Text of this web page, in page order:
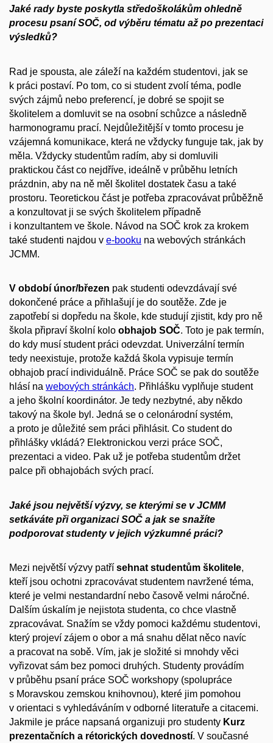
Jaké rady byste poskytla středoškolákům ohledně
procesu psaní SOČ, od výběru tématu až po prezentaci
výsledků?
Rad je spousta, ale záleží na každém studentovi, jak se
k práci postaví. Po tom, co si student zvolí téma, podle
svých zájmů nebo preferencí, je dobré se spojit se
školitelem a domluvit se na osobní schůzce a následně
harmonogramu prací. Nejdůležitější v tomto procesu je
vzájemná komunikace, která ne vždycky funguje tak, jak by
měla. Vždycky studentům radím, aby si domluvili
praktickou část co nejdříve, ideálně v průběhu letních
prázdnin, aby na ně měl školitel dostatek času a také
prostoru. Teoretickou část je potřeba zpracovávat průběžně
a konzultovat ji se svých školitelem případně
i konzultantem ve škole. Návod na SOČ krok za krokem
také studenti najdou v e-booku na webových stránkách
JCMM.
V období únor/březen pak studenti odevzdávají své
dokončené práce a přihlašují je do soutěže. Zde je
zapotřebí si dopředu na škole, kde studují zjistit, kdy pro ně
škola připraví školní kolo obhajob SOČ. Toto je pak termín,
do kdy musí student práci odevzdat. Univerzální termín
tedy neexistuje, protože každá škola vypisuje termín
obhajob prací individuálně. Práce SOČ se pak do soutěže
hlásí na webových stránkách. Přihlášku vyplňuje student
a jeho školní koordinátor. Je tedy nezbytné, aby někdo
takový na škole byl. Jedná se o celonárodní systém,
a proto je důležité sem práci přihlásit. Co student do
přihlášky vkládá? Elektronickou verzi práce SOČ,
prezentaci a video. Pak už je potřeba studentům držet
palce při obhajobách svých prací.
Jaké jsou největší výzvy, se kterými se v JCMM
setkáváte při organizaci SOČ a jak se snažíte
podporovat studenty v jejich výzkumné práci?
Mezi největší výzvy patří sehnat studentům školitele,
kteří jsou ochotni zpracovávat studentem navržené téma,
které je velmi nestandardní nebo časově velmi náročné.
Dalším úskalím je nejistota studenta, co chce vlastně
zpracovávat. Snažím se vždy pomoci každému studentovi,
který projeví zájem o obor a má snahu dělat něco navíc
a pracovat na sobě. Vím, jak je složité si mnohdy věci
vyřizovat sám bez pomoci druhých. Studenty provádím
v průběhu psaní práce SOČ workshopy (spolupráce
s Moravskou zemskou knihovnou), které jim pomohou
v orientaci s vyhledáváním v odborné literatuře a citacemi.
Jakmile je práce napsaná organizuji pro studenty Kurz
prezentačních a rétorických dovedností. V současné